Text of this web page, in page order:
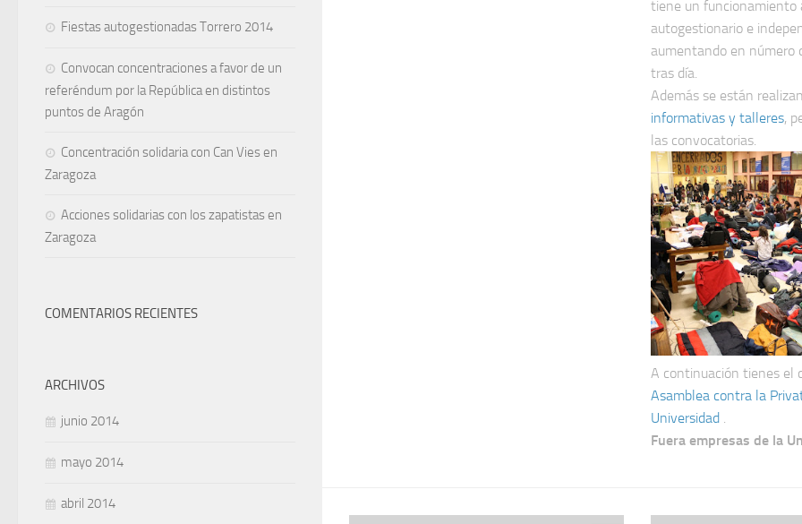
tiene un funcionamiento
autogestionario e
aumentando en número
tras día.
Además se están
informativas y talleres,
las convocatorias.
A continuación tienes el
Asamblea contra la
Universidad
Fuera empresas de la
Fiestas autogestionadas Torrero 2014
Convocan concentraciones a favor de un
referéndum por la República en distintos
puntos de Aragón
Concentración solidaria con Can Vies en
Zaragoza
Acciones solidarias con los zapatistas en
Zaragoza
COMENTARIOS RECIENTES
ARCHIVOS
junio 2014
mayo 2014
abril 2014